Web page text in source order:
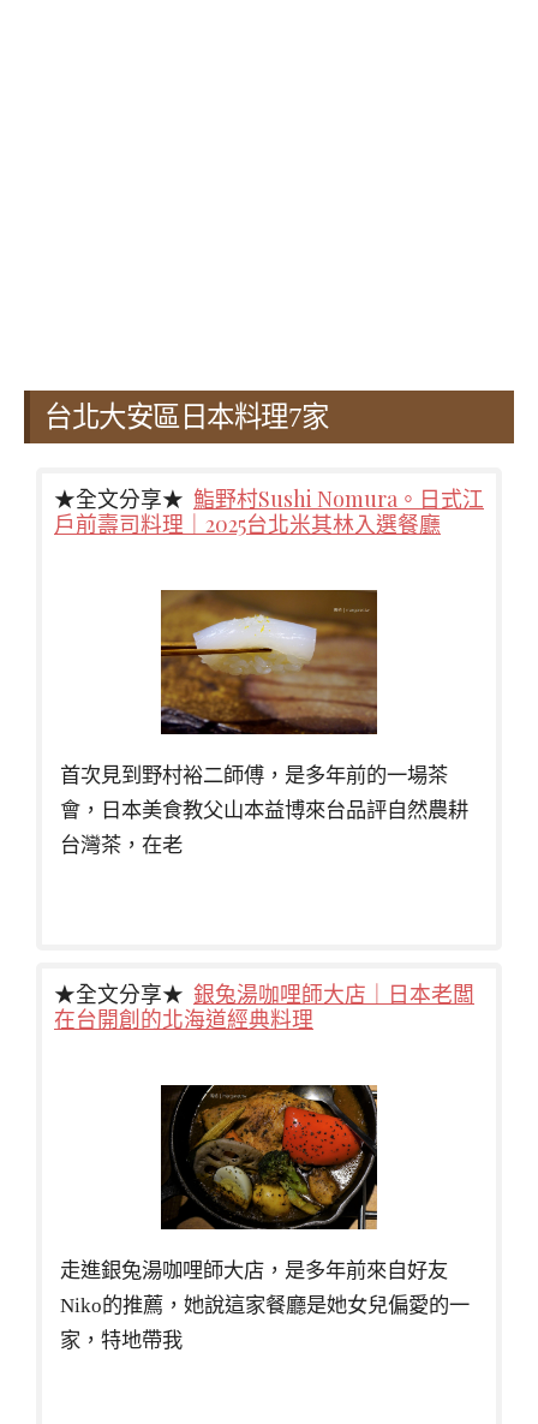
台北大安區日本料理7家
★全文分享★ 鮨野村Sushi Nomura。日式江
戶前壽司料理｜2025台北米其林入選餐廳
首次見到野村裕二師傅，是多年前的一場茶
會，日本美食教父山本益博來台品評自然農耕
台灣茶，在老
★全文分享★ 銀兔湯咖哩師大店｜日本老闆
在台開創的北海道經典料理
走進銀兔湯咖哩師大店，是多年前來自好友
Niko的推薦，她說這家餐廳是她女兒偏愛的一
家，特地帶我